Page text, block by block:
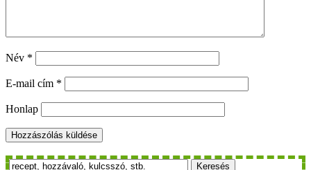
Név *
E-mail cím *
Honlap
Keresés